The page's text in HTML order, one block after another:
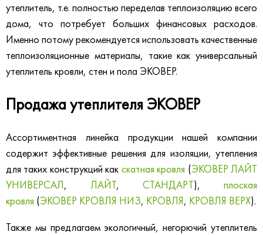
утеплитель, т.е. полностью переделав теплоизоляцию всего
дома, что потребует больших финансовых расходов.
Именно потому рекомендуется использовать качественные
теплоизоляционные материалы, такие как универсальный
утеплитель кровли, стен и пола ЭКОВЕР.
Продажа утеплителя ЭКОВЕР
Ассортиментная линейка продукции нашей компании
содержит эффективные решения для изоляции, утепления
для таких конструкций как скатная кровля (ЭКОВЕР ЛАЙТ
УНИВЕРСАЛ, ЛАЙТ, СТАНДАРТ), плоская
кровля (ЭКОВЕР КРОВЛЯ НИЗ, КРОВЛЯ, КРОВЛЯ ВЕРХ).
Также мы предлагаем экологичный, негорючий утеплитель